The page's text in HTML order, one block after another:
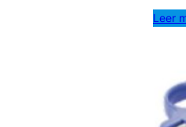
Leer